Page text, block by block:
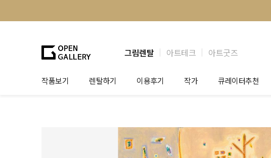
그림렌탈 아트테크 아트굿즈
작품보기 렌탈하기 이용후기
법인 고객
셀럽 인터뷰
작가
작가공모
큐레이터추천
작품선택 Tip
그림인테리어 Tip